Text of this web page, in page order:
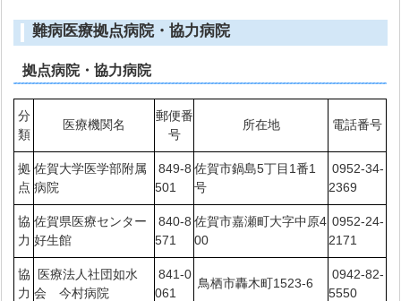
難病医療拠点病院・協力病院
拠点病院・協力病院
分
類
医療機関名
郵便番
号
所在地 電話番号
拠
点
佐賀大学医学部附属
病院
849-8
501
佐賀市鍋島5丁目1番1
号
0952-34-
2369
協
力
佐賀県医療センター
好生館
840-8
571
佐賀市嘉瀬町大字中原4
00
0952-24-
2171
協
力
医療法人社団如水
会 今村病院
841-0
061
鳥栖市轟木町1523-6
0942-82-
5550